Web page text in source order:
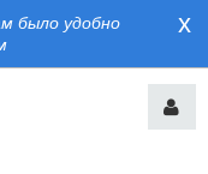
было удобно
x